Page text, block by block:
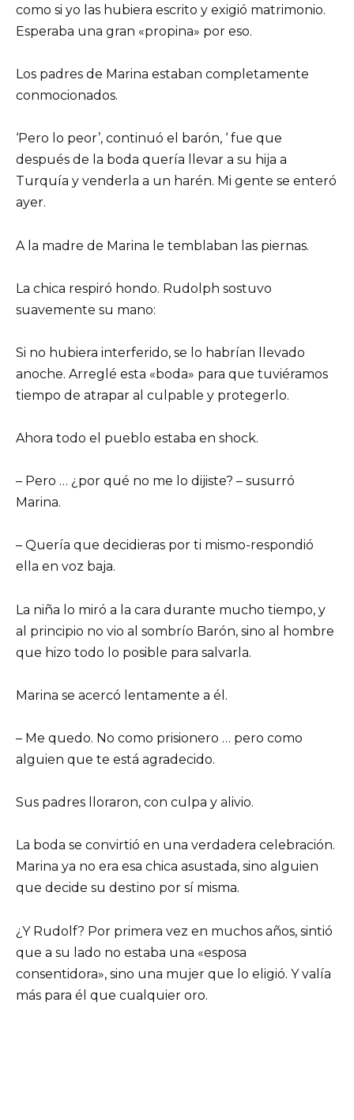
como si yo las hubiera escrito y exigió matrimonio.
Esperaba una gran «propina» por eso.
Los padres de Marina estaban completamente
conmocionados.
‘Pero lo peor’, continuó el barón, ‘ fue que
después de la boda quería llevar a su hija a
Turquía y venderla a un harén. Mi gente se enteró
ayer.
A la madre de Marina le temblaban las piernas.
La chica respiró hondo. Rudolph sostuvo
suavemente su mano:
Si no hubiera interferido, se lo habrían llevado
anoche. Arreglé esta «boda» para que tuviéramos
tiempo de atrapar al culpable y protegerlo.
Ahora todo el pueblo estaba en shock.
– Pero … ¿por qué no me lo dijiste? – susurró
Marina.
– Quería que decidieras por ti mismo-respondió
ella en voz baja.
La niña lo miró a la cara durante mucho tiempo, y
al principio no vio al sombrío Barón, sino al hombre
que hizo todo lo posible para salvarla.
Marina se acercó lentamente a él.
– Me quedo. No como prisionero … pero como
alguien que te está agradecido.
Sus padres lloraron, con culpa y alivio.
La boda se convirtió en una verdadera celebración.
Marina ya no era esa chica asustada, sino alguien
que decide su destino por sí misma.
¿Y Rudolf? Por primera vez en muchos años, sintió
que a su lado no estaba una «esposa
consentidora», sino una mujer que lo eligió. Y valía
más para él que cualquier oro.